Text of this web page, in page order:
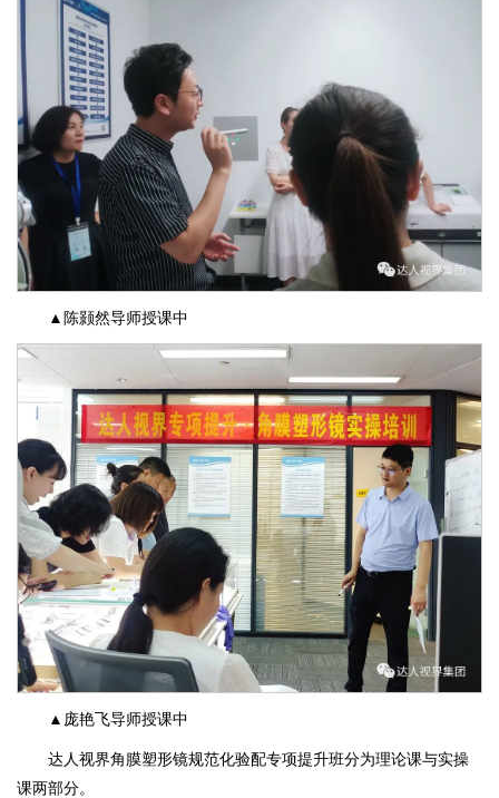
▲陈颢然导师授课中
▲庞艳飞导师授课中
达人视界角膜塑形镜规范化验配专项提升班分为理论课与实操
课两部分。